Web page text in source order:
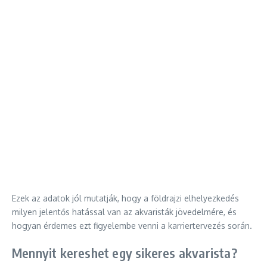
Ezek az adatok jól mutatják, hogy a földrajzi elhelyezkedés
milyen jelentős hatással van az akvaristák jövedelmére, és
hogyan érdemes ezt figyelembe venni a karriertervezés során.
Mennyit kereshet egy sikeres akvarista?